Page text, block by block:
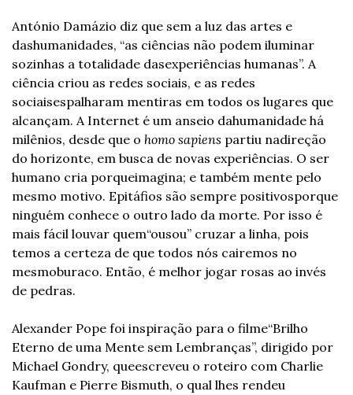
António Damázio diz que sem a luz das artes e
dashumanidades, “as ciências não podem iluminar
sozinhas a totalidade dasexperiências humanas”. A
ciência criou as redes sociais, e as redes
sociaisespalharam mentiras em todos os lugares que
alcançam. A Internet é um anseio dahumanidade há
milênios, desde que o homo sapiens partiu nadireção
do horizonte, em busca de novas experiências. O ser
humano cria porqueimagina; e também mente pelo
mesmo motivo. Epitáfios são sempre positivosporque
ninguém conhece o outro lado da morte. Por isso é
mais fácil louvar quem“ousou” cruzar a linha, pois
temos a certeza de que todos nós cairemos no
mesmoburaco. Então, é melhor jogar rosas ao invés
de pedras.
Alexander Pope foi inspiração para o filme“Brilho
Eterno de uma Mente sem Lembranças”, dirigido por
Michael Gondry, queescreveu o roteiro com Charlie
Kaufman e Pierre Bismuth, o qual lhes rendeu